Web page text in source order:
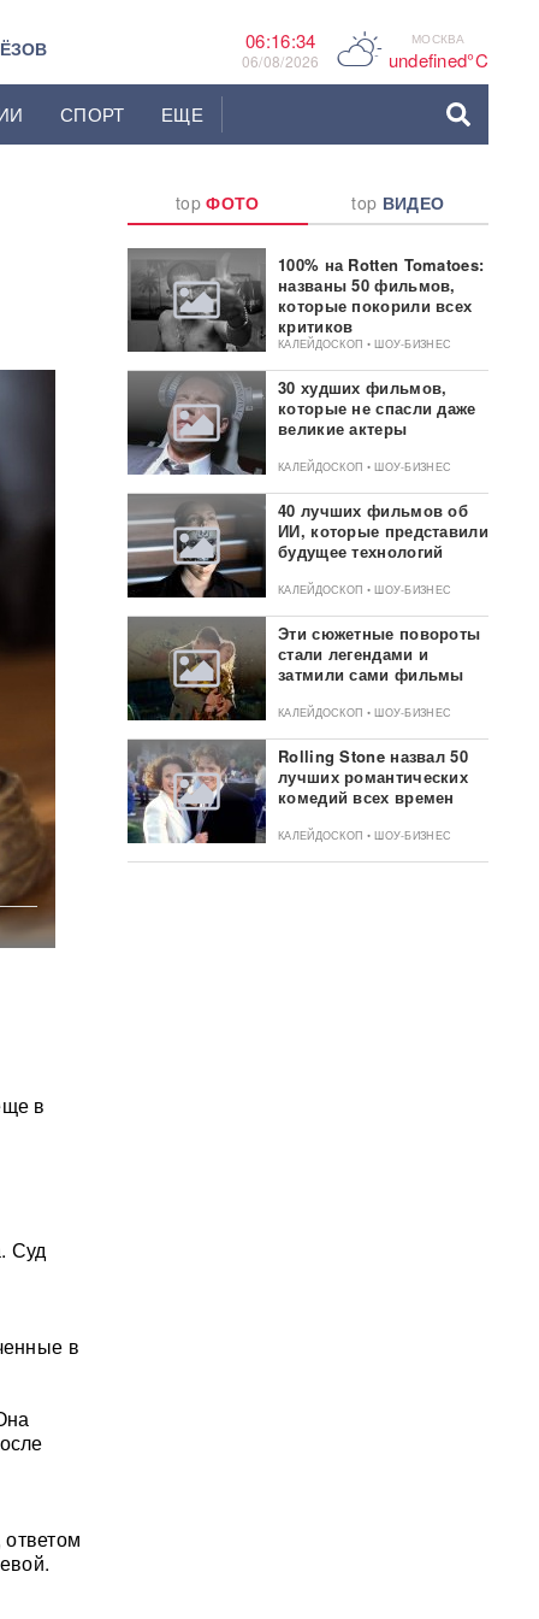
06:16:35
06/08/2026 C МОСКВА
undefined°C
СПОРТ ЕЩЕ
в
Суд
в
topФОТО top ВИДЕО
100% на Rotten Tomatoes:
названы 50 фильмов,
которые покорили всех
критиков
КАЛЕЙДОСКОП • ШОУ-БИЗНЕС
30 худших фильмов,
которые не спасли даже
великие актеры
КАЛЕЙДОСКОП • ШОУ-БИЗНЕС
40 лучших фильмов об
ИИ, которые представили
будущее технологий
КАЛЕЙДОСКОП • ШОУ-БИЗНЕС
Эти сюжетные повороты
стали легендами и
затмили сами фильмы
КАЛЕЙДОСКОП • ШОУ-БИЗНЕС
Rolling Stone назвал 50
лучших романтических
комедий всех времен
КАЛЕЙДОСКОП • ШОУ-БИЗНЕС